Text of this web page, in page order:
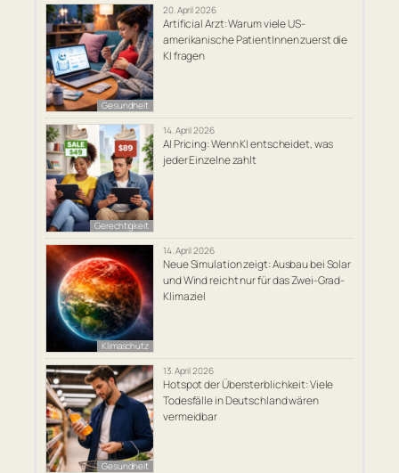
Gesundheit
20. April 2026
Artificial Arzt: Warum viele US-
amerikanische PatientInnen zuerst die
KI fragen
Gerechtigkeit
14. April 2026
AI Pricing: Wenn KI entscheidet, was
jeder Einzelne zahlt
Klimaschutz
14. April 2026
Neue Simulation zeigt: Ausbau bei Solar
und Wind reicht nur für das Zwei-Grad-
Klimaziel
Gesundheit
13. April 2026
Hotspot der Übersterblichkeit: Viele
Todesfälle in Deutschland wären
vermeidbar